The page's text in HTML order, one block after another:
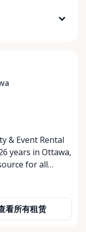
上午9:00 - 下午5:00
& Event Rental
for all
our offerings
the power of
看所有租赁